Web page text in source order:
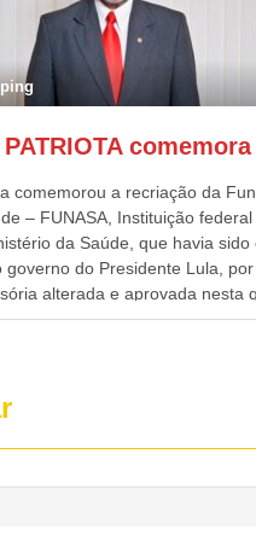
Câmara, o ex Deputado Federal,
da SUDENE, Danilo
Pernambuco, Raquel Lyra, os
e da Integração e do
que também ajudam a
comemorou a recriação da
– FUNASA, Instituição federal
da Saúde, que havia sido
governo do Presidente Lula,
alterada e aprovada nesta
Gonzaga Patriota
dos seus municípios e, somente
distribuiu mais de três
ações, dentre
em pequenas comunidades
que, mesmo sem mandato,